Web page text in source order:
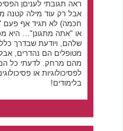
ראה תגובתי לעניםן
אבל רק עוד מילה קטנה
חכמה) לא תגיד אף פעם
או "אתה מתגונן"… היא
שלהם, ויודעת שבדרך
מטופלים הם נהדרים,
מהם מרחק. לדעתי כל
לפסיכולוגיות או
בלימודים!